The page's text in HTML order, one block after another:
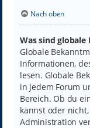
Nach oben
Was sind globale
Globale
Informationen,
lesen. Globale
in jedem Forum
Bereich. Ob du
kannst oder
Administration